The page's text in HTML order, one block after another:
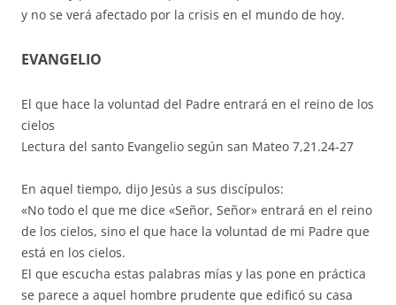
y no se verá afectado por la crisis en el mundo de hoy.
EVANGELIO
El que hace la voluntad del Padre entrará en el reino de los
cielos
Lectura del santo Evangelio según san Mateo 7,21.24-27
En aquel tiempo, dijo Jesús a sus discípulos:
«No todo el que me dice «Señor, Señor» entrará en el reino
de los cielos, sino el que hace la voluntad de mi Padre que
está en los cielos.
El que escucha estas palabras mías y las pone en práctica
se parece a aquel hombre prudente que edificó su casa